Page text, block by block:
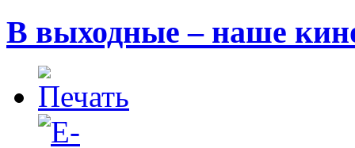
В выходные – наше